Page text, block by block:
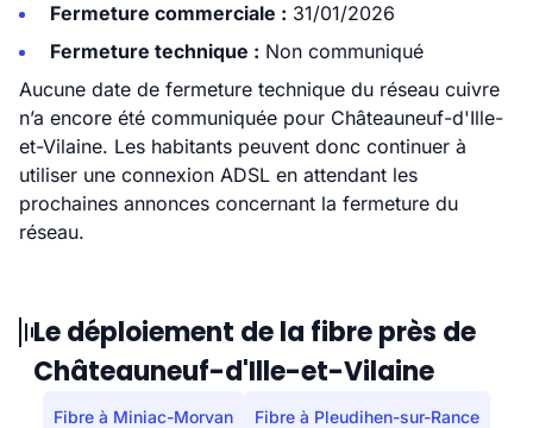
Fermeture commerciale : 31/01/2026
Fermeture technique : Non communiqué
Aucune date de fermeture technique du réseau cuivre
n’a encore été communiquée pour Châteauneuf-d'Ille-
et-Vilaine. Les habitants peuvent donc continuer à
utiliser une connexion ADSL en attendant les
prochaines annonces concernant la fermeture du
réseau.
Le déploiement de la fibre près de
Châteauneuf-d'Ille-et-Vilaine
Fibre à Miniac-Morvan Fibre à Pleudihen-sur-Rance